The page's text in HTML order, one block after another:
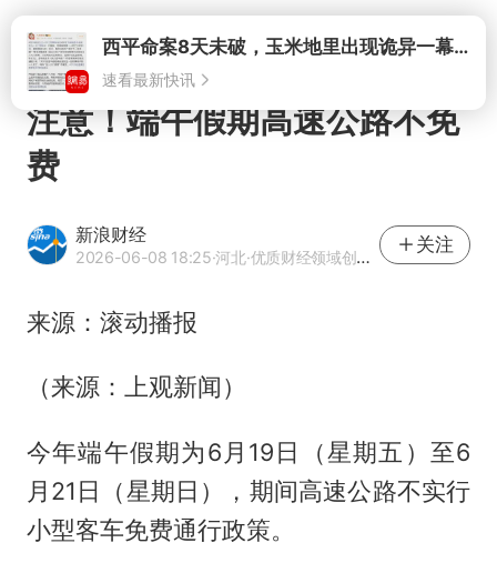
打开西平命案8天未破，玉米地里出现诡异一幕，我突然想起了欧金中
速看最新快讯
注意！端午假期高速公路不免
费
新浪财经
2026-06-08 18:25·河北·优质财经领域创作者
关注
来源：滚动播报
（来源：上观新闻）
今年端午假期为6月19日（星期五）至6
月21日（星期日），期间高速公路不实行
小型客车免费通行政策。